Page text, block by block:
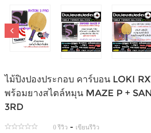
ไม้ปิงปองประกอบ คาร์บอน LOKI
พร้อมยางสไตล์หมุน MAZE P +
3RD
0 รีวิว - เขียนรีวิว